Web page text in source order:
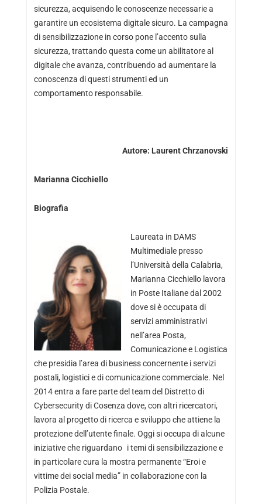
sicurezza, acquisendo le conoscenze necessarie a
garantire un ecosistema digitale sicuro. La campagna
di sensibilizzazione in corso pone l’accento sulla
sicurezza, trattando questa come un abilitatore al
digitale che avanza, contribuendo ad aumentare la
conoscenza di questi strumenti ed un
comportamento responsabile.
Autore: Laurent Chrzanovski
Marianna Cicchiello
Biografia
Laureata in DAMS
Multimediale presso
l’Università della Calabria,
Marianna Cicchiello lavora
in Poste Italiane dal 2002
dove si è occupata di
servizi amministrativi
nell’area Posta,
Comunicazione e Logistica
che presidia l’area di business concernente i servizi
postali, logistici e di comunicazione commerciale. Nel
2014 entra a fare parte del team del Distretto di
Cybersecurity di Cosenza dove, con altri ricercatori,
lavora al progetto di ricerca e sviluppo che attiene la
protezione dell’utente finale. Oggi si occupa di alcune
iniziative che riguardano i temi di sensibilizzazione e
in particolare cura la mostra permanente “Eroi e
vittime dei social media” in collaborazione con la
Polizia Postale.